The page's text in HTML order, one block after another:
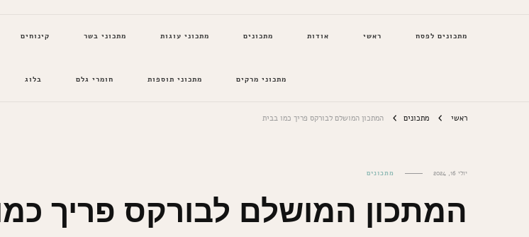
מתכונים לפסח ראשי אודות מתכונים מתכוני עוגות מתכוני בשר קינוחים
מתכוני מרקים מתכוני תוספות חומרי גלם בלוג
ראשי מתכונים המתכון המושלם לבורקס פריך כמו בבית
יולי 16, 2024 מתכונים
המתכון המושלם לבורקס פריך